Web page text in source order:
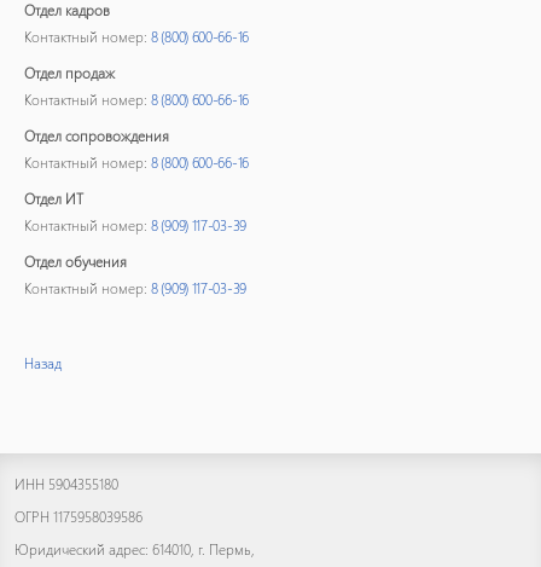
Отдел кадров
Контактный номер: 8 (800) 600-66-16
Отдел продаж
Контактный номер: 8 (800) 600-66-16
Отдел сопровождения
Контактный номер: 8 (800) 600-66-16
Отдел ИТ
Контактный номер: 8 (909) 117-03-39
Отдел обучения
Контактный номер: 8 (909) 117-03-39
Назад
ИНН 5904355180
ОГРН 1175958039586
Юридический адрес: 614010, г. Пермь,